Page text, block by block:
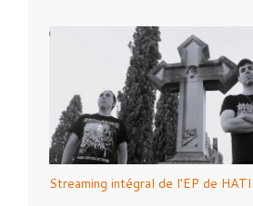
Streaming intégral de l'EP de